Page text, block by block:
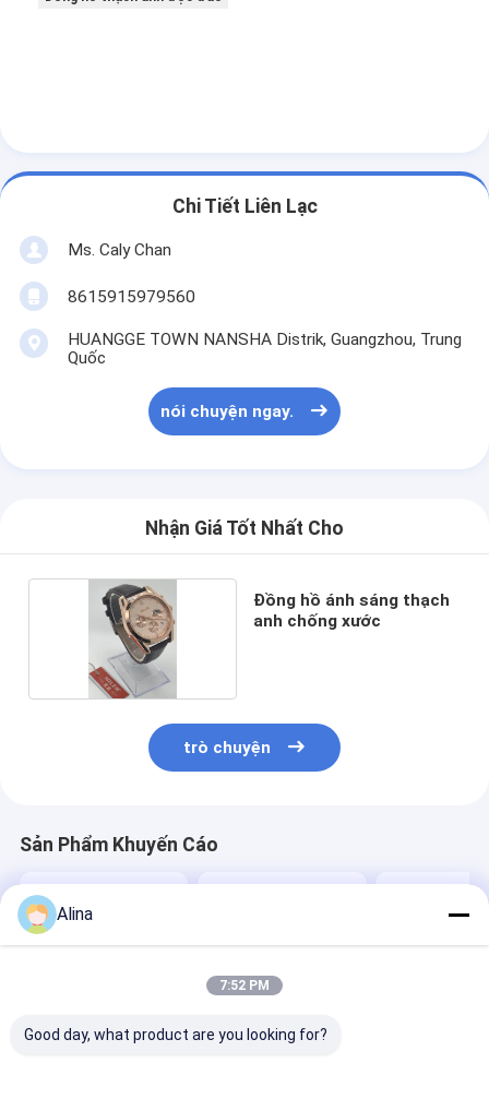
FAQ:
Here are some frequently asked questions about
Q: What is the model number of this watch? (Tạm
A: Số mô hình là ML A666.
A: Chiếc đồng hồ này được làm ở Quảng Châu.
Q: Số lượng đặt hàng tối thiểu cho chiếc đồng hồ
này là bao nhiêu?
A: Số lượng đặt hàng tối thiểu là 20PCS.
Q: Giá đồng hồ này là bao nhiêu?
A: Giá cả là giá tốt.
dịch: Thời gian giao hàng cho chiếc đồng hồ này là
Q: What are the payment terms for this watch? Q:
What are the payment terms for this watch?
A: Các điều khoản thanh toán là TT Payment In
Advance.
Q: What is the supply ability for this watch? (Tạm
dịch: Khả năng cung cấp cho chiếc đồng hồ này là
bao nhiêu?)
A: Khả năng cung cấp là 30.000pcs/tháng.
Đồng hồ thạch anh độc đáo
Alina
7:52 PM
Good day, what product are you looking for?